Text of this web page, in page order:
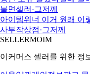
불면셀러 ·그저께
아이템위너 이거 원래 이
사부작상점·그저께
SELLERMOIM
이커머스 셀러를 위한 정